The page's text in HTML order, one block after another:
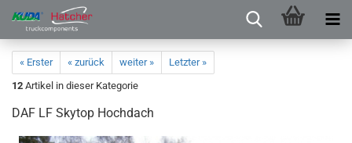
« Erster « zurück weiter »
Letzter »
12 Artikel in dieser Kategorie
DAF LF Skytop Hochdach